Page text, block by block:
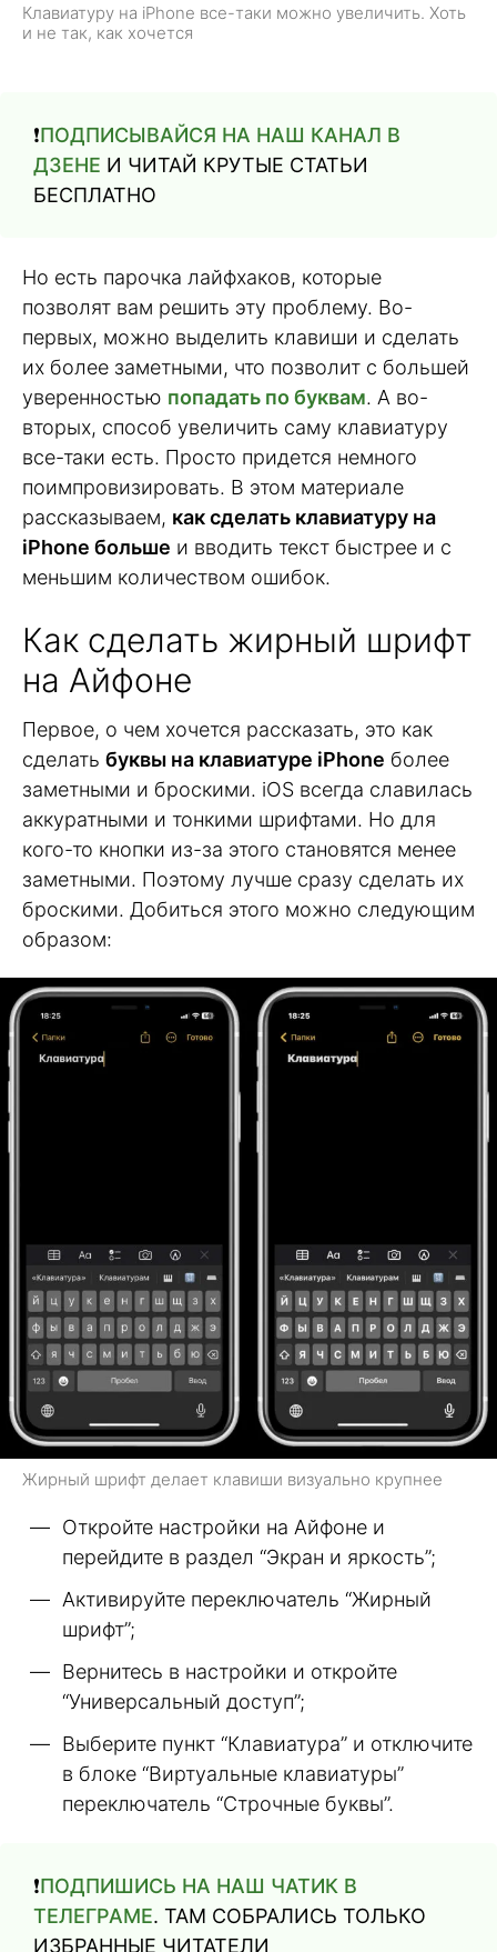
Клавиатуру на iPhone все-таки можно увеличить. Хоть
и не так, как хочется
❗️ПОДПИСЫВАЙСЯ НА НАШ КАНАЛ В
ДЗЕНЕ И ЧИТАЙ КРУТЫЕ СТАТЬИ
БЕСПЛАТНО
Но есть парочка лайфхаков, которые
позволят вам решить эту проблему. Во-
первых, можно выделить клавиши и сделать
их более заметными, что позволит с большей
уверенностью попадать по буквам. А во-
вторых, способ увеличить саму клавиатуру
все-таки есть. Просто придется немного
поимпровизировать. В этом материале
рассказываем, как сделать клавиатуру на
iPhone больше и вводить текст быстрее и с
меньшим количеством ошибок.
Как сделать жирный шрифт
на Айфоне
Первое, о чем хочется рассказать, это как
сделать буквы на клавиатуре iPhone более
заметными и броскими. iOS всегда славилась
аккуратными и тонкими шрифтами. Но для
кого-то кнопки из-за этого становятся менее
заметными. Поэтому лучше сразу сделать их
броскими. Добиться этого можно следующим
образом:
Жирный шрифт делает клавиши визуально крупнее
Откройте настройки на Айфоне и
перейдите в раздел “Экран и яркость”;
Активируйте переключатель “Жирный
шрифт”;
Вернитесь в настройки и откройте
“Универсальный доступ”;
Выберите пункт “Клавиатура” и отключите
в блоке “Виртуальные клавиатуры”
переключатель “Строчные буквы”.
❗️ПОДПИШИСЬ НА НАШ ЧАТИК В
ТЕЛЕГРАМЕ. ТАМ СОБРАЛИСЬ ТОЛЬКО
ИЗБРАННЫЕ ЧИТАТЕЛИ